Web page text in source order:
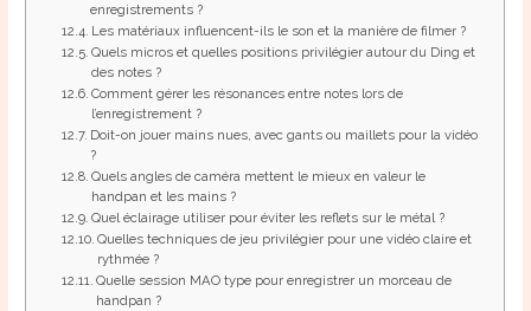
enregistrements ?
Les matériaux influencent-ils le son et la manière de filmer ?
Quels micros et quelles positions privilégier autour du Ding et
des notes ?
Comment gérer les résonances entre notes lors de
l’enregistrement ?
Doit-on jouer mains nues, avec gants ou maillets pour la vidéo
?
Quels angles de caméra mettent le mieux en valeur le
handpan et les mains ?
Quel éclairage utiliser pour éviter les reflets sur le métal ?
Quelles techniques de jeu privilégier pour une vidéo claire et
rythmée ?
Quelle session MAO type pour enregistrer un morceau de
handpan ?